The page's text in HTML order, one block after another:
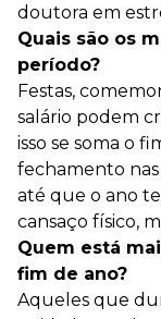
doutora em
Quais são os
período?
Festas,
salário podem
isso se soma o
fechamento
até que o ano
cansaço físico,
Quem está
fim de ano?
Aqueles que